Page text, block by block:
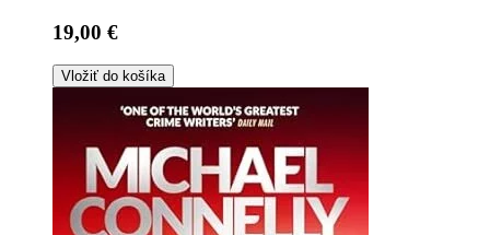
19,00 €
Vložiť do košíka